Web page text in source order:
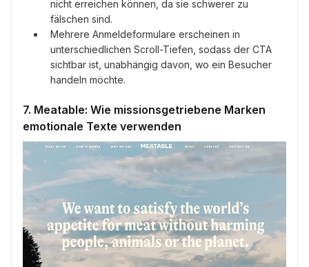
nicht erreichen können, da sie schwerer zu
fälschen sind.
Mehrere Anmeldeformulare erscheinen in
unterschiedlichen Scroll-Tiefen, sodass der CTA
sichtbar ist, unabhängig davon, wo ein Besucher
handeln möchte.
7. Meatable: Wie missionsgetriebene Marken
emotionale Texte verwenden